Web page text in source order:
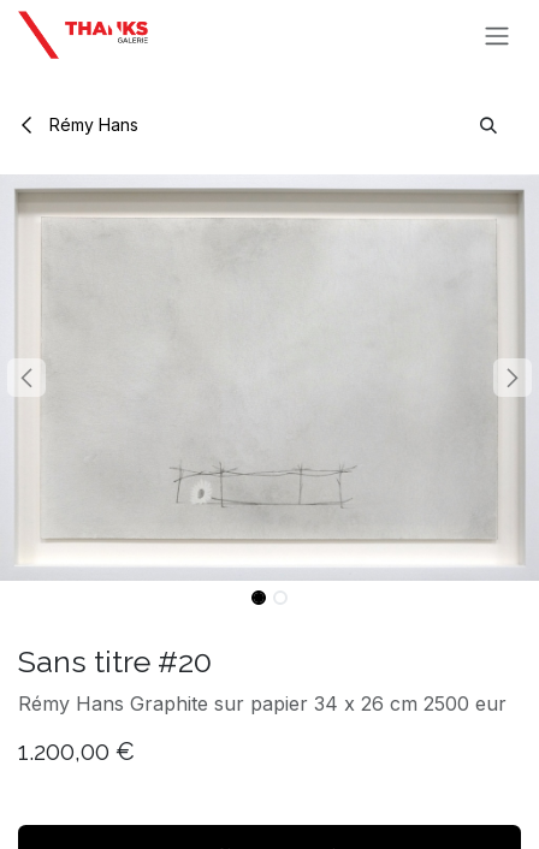
Se rendre au contenu
Rémy Hans
Sans titre #20
Rémy Hans Graphite sur papier 34 x 26 cm 2500 eur
1.200,00 €